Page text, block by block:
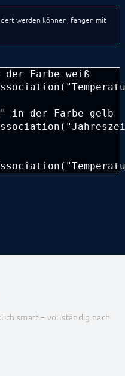
werden können, fangen mit
Farbe weiß
in der Farbe gelb
smart – vollständig nach